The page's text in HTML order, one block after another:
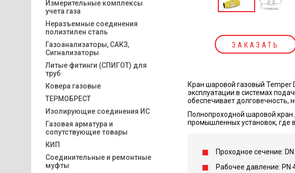
Измерительные комплексы
учета газа
Неразъемные соединения
полиэтилен сталь
Газоанализаторы, САКЗ,
Сигнализаторы
Литые фитинги (СПИГОТ) для
труб
Ковера газовые
ТЕРМОБРЕСТ
Изолирующие соединения ИС
Газовая арматура и
сопутствующие товары
КИП
Соединительные и ремонтные
муфты
ЗАКАЗАТЬ
Кран шаровой газовый Temper
эксплуатации в системах
обеспечивает долговечность,
Полнопроходной шаровой кран
промышленных установок, где
Проходное сечение:
Рабочее давление: PN